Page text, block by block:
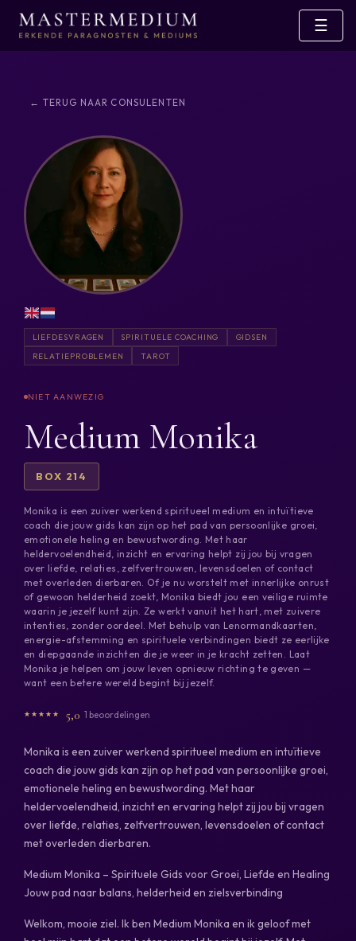
☰
← TERUG NAAR CONSULENTEN
LIEFDESVRAGEN SPIRITUELE COACHING
GIDSEN
RELATIEPROBLEMEN
TAROT
Medium Monika
BOX 214
Monika is een zuiver werkend spiritueel medium en intuïtieve
coach die jouw gids kan zijn op het pad van persoonlijke groei,
emotionele heling en bewustwording. Met haar
heldervoelendheid, inzicht en ervaring helpt zij jou bij vragen
over liefde, relaties, zelfvertrouwen, levensdoelen of contact
met overleden dierbaren. Of je nu worstelt met innerlijke onrust
of gewoon helderheid zoekt, Monika biedt jou een veilige ruimte
waarin je jezelf kunt zijn. Ze werkt vanuit het hart, met zuivere
intenties, zonder oordeel. Met behulp van Lenormandkaarten,
energie-afstemming en spirituele verbindingen biedt ze eerlijke
en diepgaande inzichten die je weer in je kracht zetten. Laat
Monika je helpen om jouw leven opnieuw richting te geven —
want een betere wereld begint bij jezelf.
5,0 1 beoordelingen
Monika is een zuiver werkend spiritueel medium en intuïtieve
coach die jouw gids kan zijn op het pad van persoonlijke groei,
emotionele heling en bewustwording. Met haar
heldervoelendheid, inzicht en ervaring helpt zij jou bij vragen
over liefde, relaties, zelfvertrouwen, levensdoelen of contact
met overleden dierbaren.
Medium Monika – Spirituele Gids voor Groei, Liefde en Healing
Jouw pad naar balans, helderheid en zielsverbinding
Welkom, mooie ziel. Ik ben Medium Monika en ik geloof met